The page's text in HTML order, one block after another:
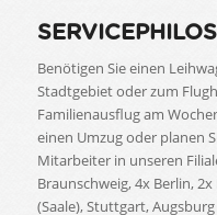
Benötigen Sie einen
Stadtgebiet oder zum
Familienausflug am
einen Umzug oder planen
Mitarbeiter in unseren
Braunschweig, 4x Berlin,
(Saale), Stuttgart,